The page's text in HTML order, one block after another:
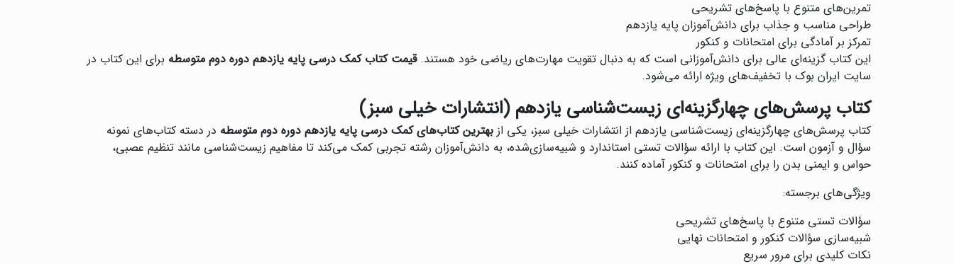
تمرین‌های متنوع با پاسخ‌های تشریحی
طراحی مناسب و جذاب برای دانش‌آموزان پایه یازدهم
تمرکز بر آمادگی برای امتحانات و کنکور
این کتاب گزینه‌ای عالی برای دانش‌آموزانی است که به دنبال تقویت مهارت‌های ریاضی خود هستند.قیمت کتاب کمک درسی پایه یازدهم دوره دوم متوسطه برای این کتاب در
سایت ایران بوک با تخفیف‌های ویژه ارائه می‌شود.
کتاب پرسش‌های چهارگزینه‌ای زیست‌شناسی یازدهم (انتشارات خیلی سبز)
کتاب پرسش‌های چهارگزینه‌ای زیست‌شناسی یازدهم از انتشارات خیلی سبز، یکی از بهترین کتاب‌های کمک درسی پایه یازدهم دوره دوم متوسطه در دسته کتاب‌های نمونه
سؤال و آزمون است. این کتاب با ارائه سؤالات تستی استاندارد و شبیه‌سازی‌شده، به دانش‌آموزان رشته تجربی کمک می‌کند تا مفاهیم زیست‌شناسی مانند تنظیم عصبی،
حواس و ایمنی بدن را برای امتحانات و کنکور آماده کنند.
ویژگی‌های برجسته:
سؤالات تستی متنوع با پاسخ‌های تشریحی
شبیه‌سازی سؤالات کنکور و امتحانات نهایی
نکات کلیدی برای مرور سریع